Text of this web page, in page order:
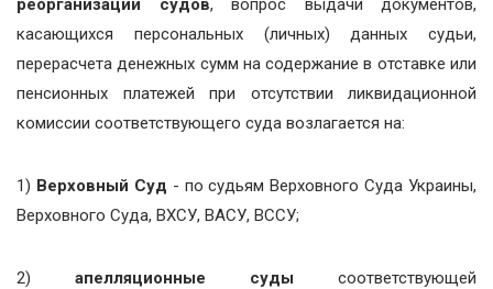
реорганизации судов, вопрос выдачи документов,
касающихся персональных (личных) данных судьи,
перерасчета денежных сумм на содержание в отставке или
пенсионных платежей при отсутствии ликвидационной
комиссии соответствующего суда возлагается на:
1) Верховный Суд - по судьям Верховного Суда Украины,
Верховного Суда, ВХСУ, ВАСУ, ВССУ;
2) апелляционные суды соответствующей